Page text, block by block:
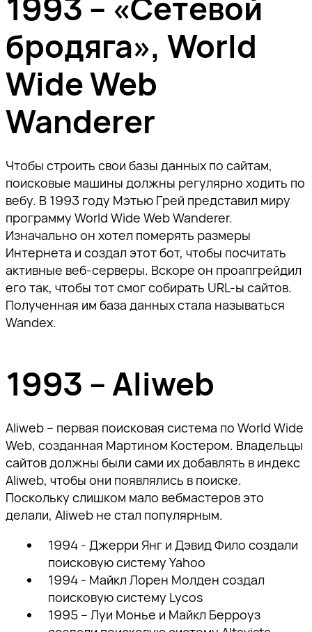
бродяга», World
Wide Web
Wanderer
Чтобы строить свои базы данных по сайтам,
поисковые машины должны регулярно ходить по
вебу. В 1993 году Мэтью Грей представил миру
программу World Wide Web Wanderer.
Изначально он хотел померять размеры
Интернета и создал этот бот, чтобы посчитать
активные веб-серверы. Вскоре он проапгрейдил
его так, чтобы тот смог собирать URL-ы сайтов.
Полученная им база данных стала называться
Wandex.
1993 – Aliweb
Aliweb – первая поисковая система по World Wide
Web, созданная Мартином Костером. Владельцы
сайтов должны были сами их добавлять в индекс
Aliweb, чтобы они появлялись в поиске.
Поскольку слишком мало вебмастеров это
делали, Aliweb не стал популярным.
1994 - Джерри Янг и Дэвид Фило создали
поисковую систему Yahoo
1994 - Майкл Лорен Молден создал
поисковую систему Lycos
1995 – Луи Монье и Майкл Берроуз